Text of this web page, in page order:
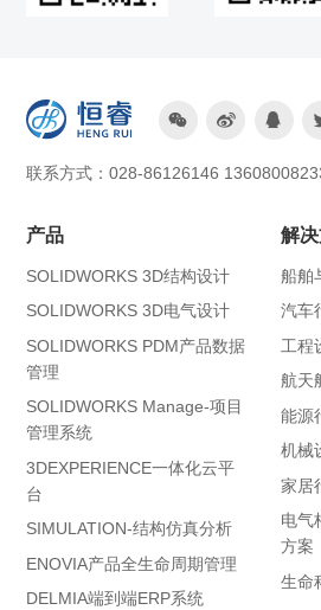
  
联系方式：028-86126146
产品
SOLIDWORKS 3D结构设计
SOLIDWORKS 3D电气设计
SOLIDWORKS PDM产品数据
管理
SOLIDWORKS Manage-项目
管理系统
3DEXPERIENCE一体化云平
台
SIMULATION-结构仿真分析
ENOVIA产品全生命周期管理
DELMIA端到端ERP系统
解
船舶
汽车
工程
航天
能源
机械
家居
电气
方案
生命